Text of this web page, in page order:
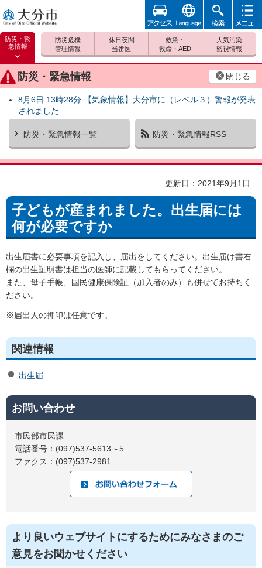
大分市
防災・緊
急情報
防災緊
急情報
を開く
防災・緊急情報 閉じる
8月6日 13時28分 【気象情報】大分市に（レベル３）警報が発表
されました
防災・緊急情報一覧 防災・緊急情報RSS
防災危機
管理情報
休日夜間
当番医
救急・
救命・AED
大気汚染
監視情報
アクセ
ス
foreign 検索
メニュ
更新日：2021年9月1日
子どもが産まれました。出生届には
何が必要ですか
出生届書に必要事項を記入し、届出をしてください。出生届け書右
欄の出生証明書は担当の医師に記載してもらってください。
また、母子手帳、国民健康保険証（加入者のみ）も併せてお持ちく
ださい。
※届出人の押印は任意です。
関連情報
出生届
お問い合わせ
市民部市民課
電話番号：(097)537-5613～5
ファクス：(097)537-2981
より良いウェブサイトにするためにみなさまのご
意見をお聞かせください